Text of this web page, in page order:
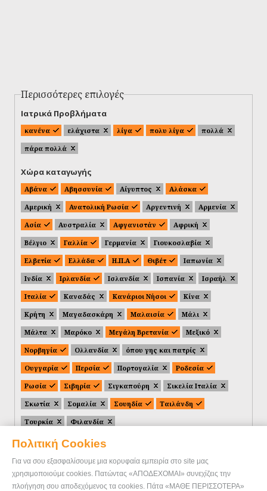
Πολιτική Cookies
Για να σου εξασφαλίσουμε μια κορυφαία εμπειρία στο site μας
χρησιμοποιούμε cookies. Πατώντας «ΑΠΟΔΕΧΟΜΑΙ» συνεχίζεις την
πλοήγηση σου αποδεχόμενος τα cookies. Πάτα «ΜΑΘΕ ΠΕΡΙΣΣΟΤΕΡΑ»
Περισσότερες επιλογές
Ιατρικά Προβλήματα
κανένα ελάχιστα λίγα πολυ λίγα
πολλά
πάρα πολλά
Χώρα καταγωγής
Αβάνα Αβησσυνία Αίγυπτος
Αλάσκα
Αμερική
Ανατολική Ρωσία Αργεντινή
Αρμενία
Ασία
Αυστραλία Αφγανιστάν
Αφρική
Βέλγιο
Γαλλία Γερμανία
Γιουκοσλαβία
Ελβετία
Ελλάδα Η.Π.Α Θιβέτ
Ιαπωνία
Ινδία
Ιρλανδία Ισλανδία Ισπανία
Ισραήλ
Ιταλία
Καναδάς Κανάριοι Νήσοι
Κίνα
Κρήτη
Μαγαδασκάρη Μαλαισία
Μάλι
Μάλτα
Μαρόκο Μεγάλη Βρετανία
Μεξικό
Νορβηγία
Ολλανδία
όπου γης και πατρίς
Ουγγαρία
Περσία Πορτογαλία
Ροδεσία
Ρωσία
Σιβηρία Σιγκαπούρη
Σικελία Ιταλία
Σκωτία
Σομαλία Σουηδία
Ταιλάνδη
Τουρκία
Φιλανδία